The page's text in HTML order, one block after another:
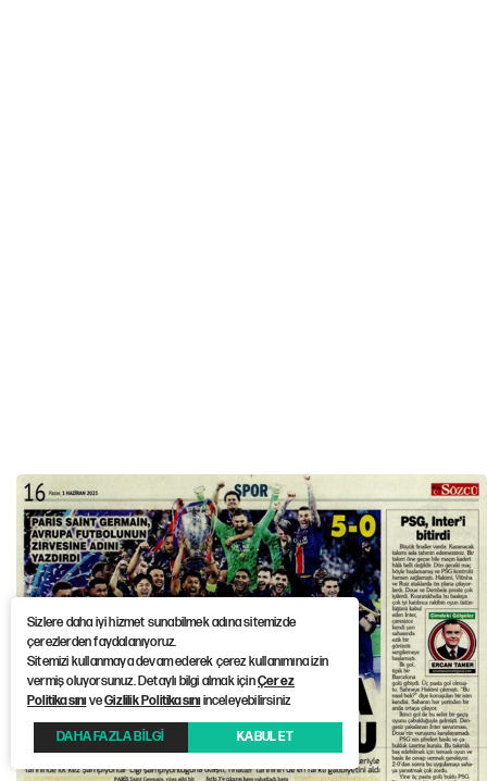
Sizlere daha iyi hizmet sunabilmek adına sitemizde
çerezlerden faydalanıyoruz.
Sitemizi kullanmaya devam ederek çerez kullanımına izin
vermiş oluyorsunuz. Detaylı bilgi almak içinÇerez
PolitikasınıveGizlilik Politikasınıinceleyebilirsiniz
DAHA FAZLA BİLGİ KABUL ET